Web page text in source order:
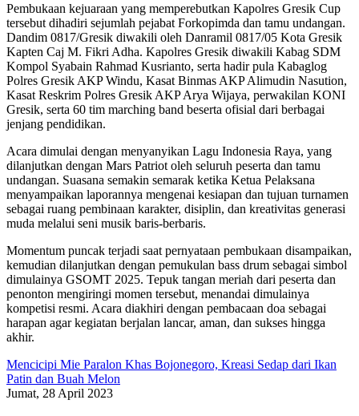
Pembukaan kejuaraan yang memperebutkan Kapolres Gresik Cup
tersebut dihadiri sejumlah pejabat Forkopimda dan tamu undangan.
Dandim 0817/Gresik diwakili oleh Danramil 0817/05 Kota Gresik
Kapten Caj M. Fikri Adha. Kapolres Gresik diwakili Kabag SDM
Kompol Syabain Rahmad Kusrianto, serta hadir pula Kabaglog
Polres Gresik AKP Windu, Kasat Binmas AKP Alimudin Nasution,
Kasat Reskrim Polres Gresik AKP Arya Wijaya, perwakilan KONI
Gresik, serta 60 tim marching band beserta ofisial dari berbagai
jenjang pendidikan.
Acara dimulai dengan menyanyikan Lagu Indonesia Raya, yang
dilanjutkan dengan Mars Patriot oleh seluruh peserta dan tamu
undangan. Suasana semakin semarak ketika Ketua Pelaksana
menyampaikan laporannya mengenai kesiapan dan tujuan turnamen
sebagai ruang pembinaan karakter, disiplin, dan kreativitas generasi
muda melalui seni musik baris-berbaris.
Momentum puncak terjadi saat pernyataan pembukaan disampaikan,
kemudian dilanjutkan dengan pemukulan bass drum sebagai simbol
dimulainya GSOMT 2025. Tepuk tangan meriah dari peserta dan
penonton mengiringi momen tersebut, menandai dimulainya
kompetisi resmi. Acara diakhiri dengan pembacaan doa sebagai
harapan agar kegiatan berjalan lancar, aman, dan sukses hingga
akhir.
Mencicipi Mie Paralon Khas Bojonegoro, Kreasi Sedap dari Ikan
Patin dan Buah Melon
Jumat, 28 April 2023